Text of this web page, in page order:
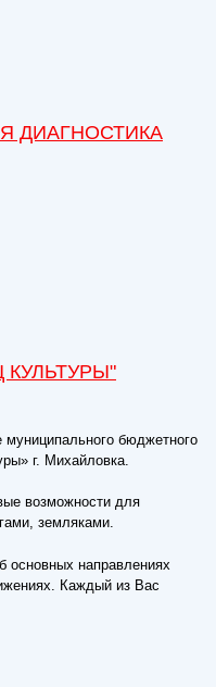
ДИАГНОСТИКА
бюджетного
г. Михайловка.
возможности для
земляками.
направлениях
Каждый из Вас